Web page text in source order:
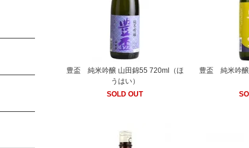
豊盃 純米吟醸 山田錦55 720ml（ほ
うはい）
SOLD OUT
豊盃 純米吟醸